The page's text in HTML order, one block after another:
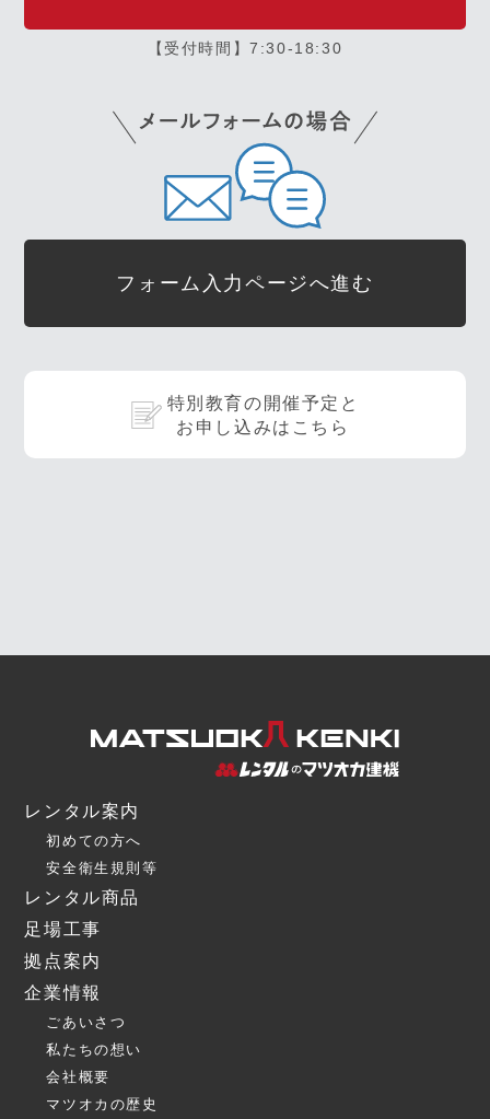
【受付時間】7:30-18:30
フォーム入力ページへ進む
特別教育の開催予定と
お申し込みはこちら
レンタル案内
初めての方へ
安全衛生規則等
レンタル商品
足場工事
拠点案内
企業情報
ごあいさつ
私たちの想い
会社概要
マツオカの歴史